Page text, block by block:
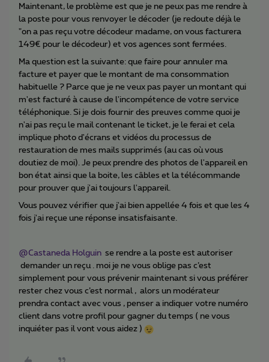
Maintenant, le problème est que je ne peux pas me rendre à
la poste pour vous renvoyer le décoder (je redoute déjà le
"on a pas reçu votre décodeur madame, on vous facturera
149€ pour le décodeur) et vos agences sont fermées.
Ma question est la suivante: que faire pour annuler ma
facture et payer que le montant de ma consommation
habituelle ? Parce que je ne veux pas payer un montant qui
m'est facturé à cause de l'incompétence de votre service
téléphonique. Si je dois fournir des preuves comme quoi je
n'ai pas reçu le mail contenant le ticket, je le ferai et cela
implique photo d'écrans et vidéos du processus de
restauration de mes mails supprimés (au cas où vous
doutiez de moi). Je peux prendre des photos de l'appareil en
bon état ainsi que la boite, les câbles et la télécommande
pour prouver que j'ai toujours l'appareil.
Vous pouvez vérifier que j'ai bien appellée 4 fois et que les 4
fois j'ai reçue une réponse insatisfaisante.
@Castaneda Holguin se rendre a la poste est autoriser
demander un reçu . moi je ne vous oblige pas c’est
simplement pour vous prévenir maintenant si vous préférer
rester chez vous c’est normal , alors un modérateur
prendra contact avec vous , penser a indiquer votre numéro
client dans votre profil pour gagner du temps ( ne vous
inquiéter pas il vont vous aidez )